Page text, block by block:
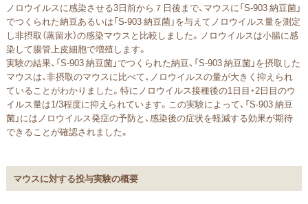
ノロウイルスに感染させる3日前から７日後まで、マウスに「S-903 納豆菌」
でつくられた納豆あるいは「S-903 納豆菌」を与えてノロウイルス量を測定
し非摂取（蒸留水）の感染マウスと比較しました。ノロウイルスは小腸に感
染して腸管上皮細胞で増殖します。
実験の結果、「S-903 納豆菌」でつくられた納豆、「S-903 納豆菌」を摂取した
マウスは、非摂取のマウスに比べて、ノロウイルスの量が大きく抑えられ
ていることがわかりました。特にノロウイルス接種後の1日目・2日目のウ
イルス量は1/3程度に抑えられています。この実験によって、「S-903 納豆
菌」にはノロウイルス発症の予防と、感染後の症状を軽減する効果が期待
できることが確認されました。
マウスに対する投与実験の概要